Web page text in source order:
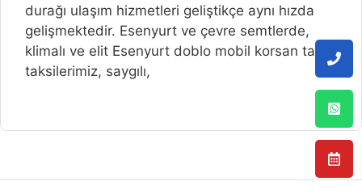
durağı ulaşım hizmetleri geliştikçe aynı hızda
gelişmektedir. Esenyurt ve çevre semtlerde,
klimalı ve elit Esenyurt doblo mobil korsan taksi
taksilerimiz, saygılı,